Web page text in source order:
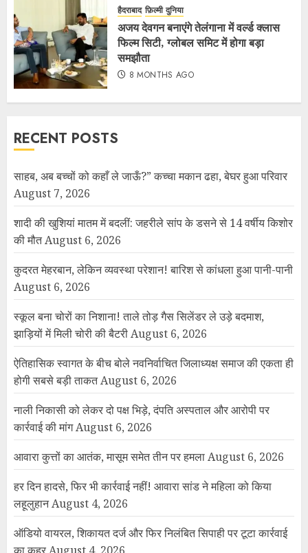
हैदराबाद फ़िल्मी दुनिया
अजय देवगन बनाएंगे तेलंगाना में वर्ल्ड क्लास
फिल्म सिटी, ग्लोबल समिट में होगा बड़ा
समझौता
8 MONTHS AGO
RECENT POSTS
साहब, अब बच्चों को कहाँ ले जाऊँ?” कच्चा मकान ढहा, बेघर हुआ परिवार
August 7, 2026
शादी की खुशियां मातम में बदलीं: जहरीले सांप के डसने से 14 वर्षीय किशोर
की मौतAugust 6, 2026
कुदरत मेहरबान, लेकिन व्यवस्था परेशान! बारिश से कांधला हुआ पानी-पानी
August 6, 2026
स्कूल बना चोरों का निशाना! ताले तोड़ गैस सिलेंडर ले उड़े बदमाश,
झाड़ियों में मिली चोरी की बैटरीAugust 6, 2026
ऐतिहासिक स्वागत के बीच बोले नवनिर्वाचित जिलाध्यक्ष समाज की एकता ही
होगी सबसे बड़ी ताकतAugust 6, 2026
नाली निकासी को लेकर दो पक्ष भिड़े, दंपति अस्पताल और आरोपी पर
कार्रवाई की मांगAugust 6, 2026
आवारा कुत्तों का आतंक, मासूम समेत तीन पर हमलाAugust 6, 2026
हर दिन हादसे, फिर भी कार्रवाई नहीं! आवारा सांड ने महिला को किया
लहूलुहानAugust 4, 2026
ऑडियो वायरल, शिकायत दर्ज और फिर निलंबित सिपाही पर टूटा कार्रवाई